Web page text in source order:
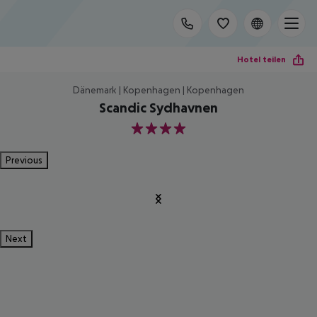
Hotel teilen
Dänemark | Kopenhagen | Kopenhagen
Scandic Sydhavnen
4
Previous
Next